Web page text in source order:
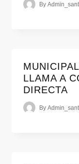
By
LLAMA A
DIRECTA
By